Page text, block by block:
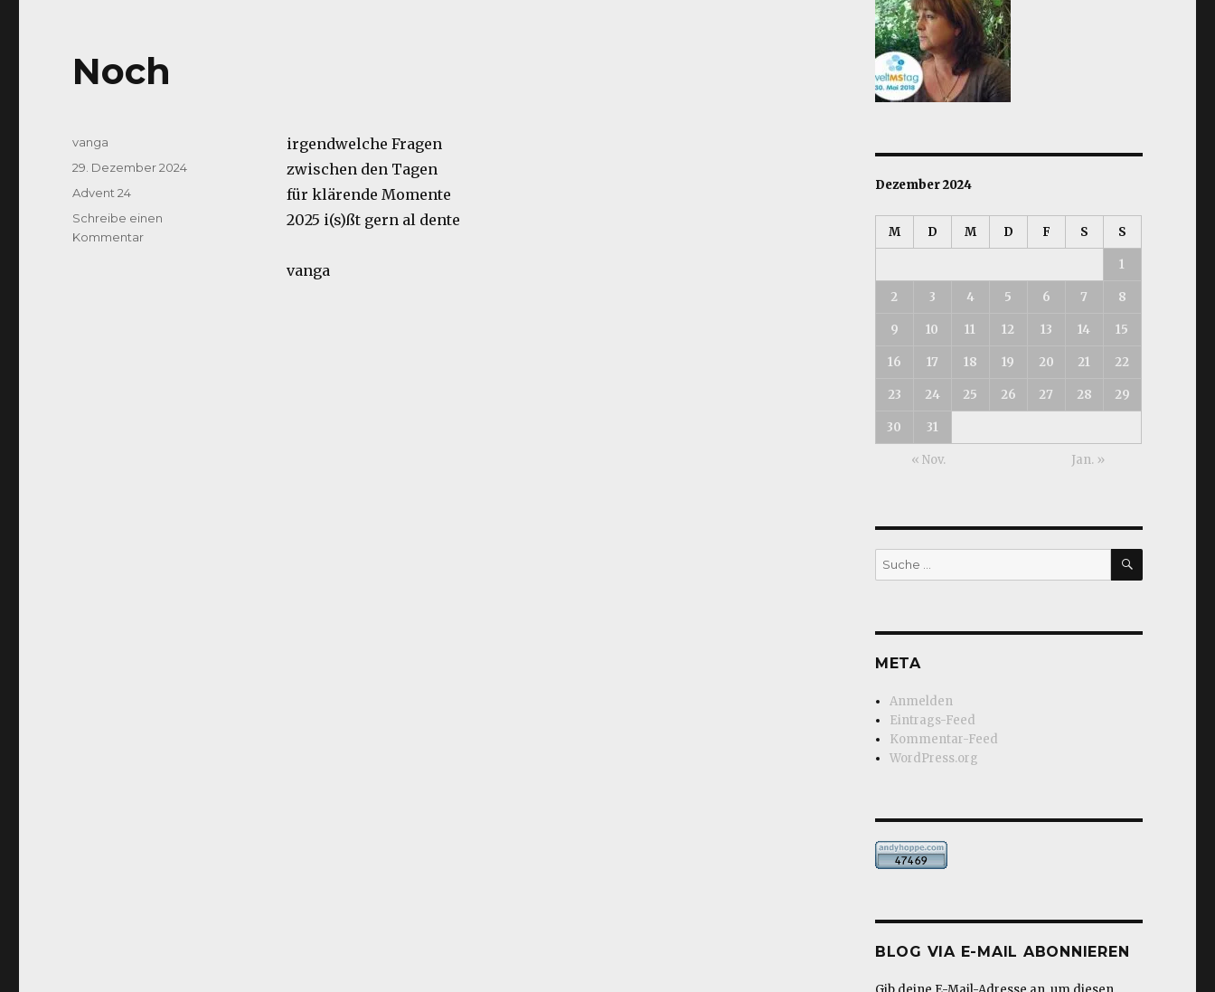
Noch
irgendwelche Fragen
zwischen den Tagen
für klärende Momente
2025 i(s)ßt gern al dente
vanga
Autor
vanga
Veröffentlicht
am
29. Dezember 2024
Kategorien
Advent 24
Schreibe einen
Kommentarzu
Dezember 2024
M D M D F S S
1
2 3 4 5 6 7 8
9 10 11 12 13 14 15
16 17 18 19 20 21 22
23 24 25 26 27 28 29
30 31
« Nov. Jan. »
Suche
nach:
SUCHEN
META
Anmelden
Eintrags-Feed
Kommentar-Feed
WordPress.org
BLOG VIA E-MAIL ABONNIEREN